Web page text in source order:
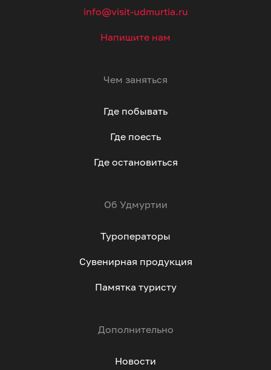
info@visit-udmurtia.ru
Напишите нам
Чем заняться
Где побывать
Где поесть
Где остановиться
Об Удмуртии
Туроператоры
Сувенирная продукция
Памятка туристу
Дополнительно
Новости